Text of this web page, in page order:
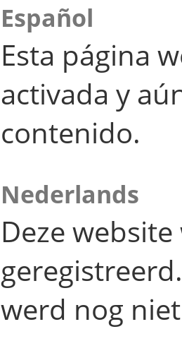
Español
Esta página
activada y
contenido.
Nederlands
Deze
werd nog